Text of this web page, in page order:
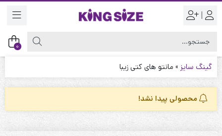
|
0
گینگ سایز » مانتو های کتی زیبا
محصولی پیدا نشد!